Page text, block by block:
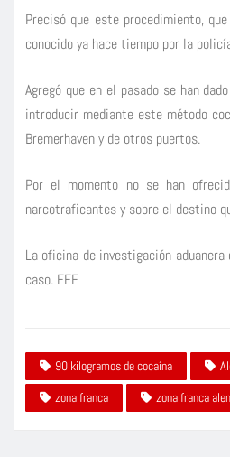
Precisó que este procedimiento,
conocido ya hace tiempo por la
Agregó que en el pasado se han
introducir mediante este método
Bremerhaven y de otros puertos.
Por el momento no se han
narcotraficantes y sobre el destino
La oficina de investigación aduanera
caso. EFE
90 kilogramos de cocaína
zona franca
zona franca